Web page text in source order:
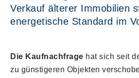
Verkauf älterer Immobilien
energetische Standard im
Die Kaufnachfrage hat sich seit
zu günstigeren Objekten